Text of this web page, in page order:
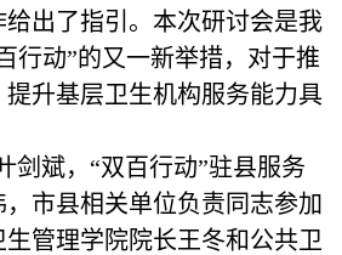
出了指引。本次研讨会是我
行动”的又一新举措，对于推
升基层卫生机构服务能力具
剑斌，“双百行动”驻县服务
市县相关单位负责同志参加
管理学院院长王冬和公共卫